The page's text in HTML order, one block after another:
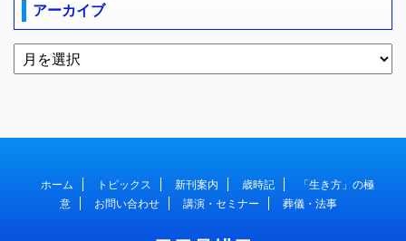
アーカイブ
ホーム トピックス 新刊案内 歳時記
「生き方」の極
意
お問い合わせ 講演・セミナー 葬儀・法事